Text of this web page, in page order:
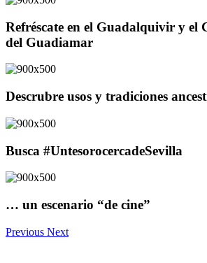
Refréscate en el Guadalquivir y el
del Guadiamar
Descrubre usos y tradiciones
Busca #UntesorocercadeSevilla
… un escenario “de cine”
Previous Next